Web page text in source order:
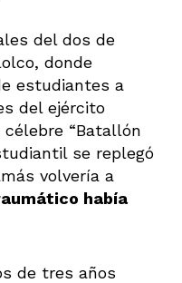
del dos de
donde
estudiantes a
del ejército
“Batallón
se replegó
volvería a
había
de tres años